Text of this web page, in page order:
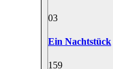
03
Ein Nachtstück
159